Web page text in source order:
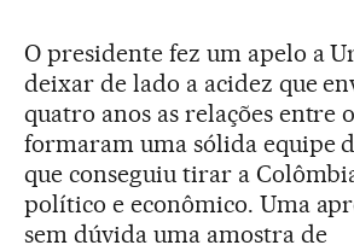
O presidente fez um apelo a
deixar de lado a acidez que
quatro anos as relações entre
formaram uma sólida equipe
que conseguiu tirar a
político e econômico. Uma
sem dúvida uma amostra de